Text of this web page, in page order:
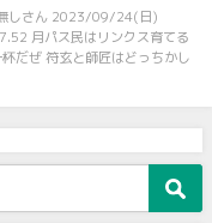
・
しさん 2023/09/24(日)
月パス民はリンクス育てる
だぜ 符玄と師匠はどっちかし